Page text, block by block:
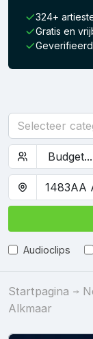
324+
Gratis en
Selecteer
Audioclips
Startpagina
Alkmaar